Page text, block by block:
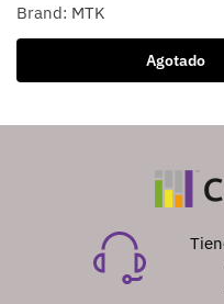
Brand: MTK
Agotado